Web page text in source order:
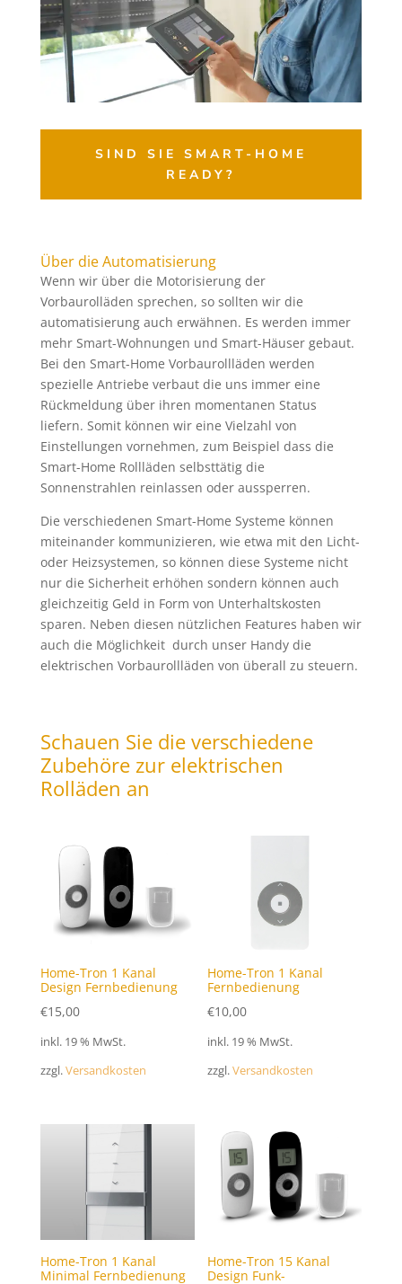
SIND SIE SMART-HOME
READY?
Über die Automatisierung
Wenn wir über die Motorisierung der
Vorbaurolläden sprechen, so sollten wir die
automatisierung auch erwähnen. Es werden immer
mehr Smart-Wohnungen und Smart-Häuser gebaut.
Bei den Smart-Home Vorbaurollläden werden
spezielle Antriebe verbaut die uns immer eine
Rückmeldung über ihren momentanen Status
liefern. Somit können wir eine Vielzahl von
Einstellungen vornehmen, zum Beispiel dass die
Smart-Home Rollläden selbsttätig die
Sonnenstrahlen reinlassen oder aussperren.
Die verschiedenen Smart-Home Systeme können
miteinander kommunizieren, wie etwa mit den Licht-
oder Heizsystemen, so können diese Systeme nicht
nur die Sicherheit erhöhen sondern können auch
gleichzeitig Geld in Form von Unterhaltskosten
sparen. Neben diesen nützlichen Features haben wir
auch die Möglichkeit durch unser Handy die
elektrischen Vorbaurollläden von überall zu steuern.
Schauen Sie die verschiedene
Zubehöre zur elektrischen
Rolläden an
Home-Tron 1 Kanal
Design Fernbedienung
€15,00
inkl. 19 % MwSt.
zzgl.Versandkosten
Home-Tron 1 Kanal
Fernbedienung
€10,00
inkl. 19 % MwSt.
zzgl.Versandkosten
Home-Tron 1 Kanal
Minimal Fernbedienung
Home-Tron 15 Kanal
Design Funk-